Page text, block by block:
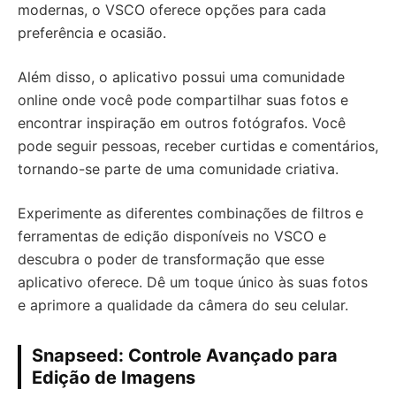
modernas, o VSCO oferece opções para cada
preferência e ocasião.
Além disso, o aplicativo possui uma comunidade
online onde você pode compartilhar suas fotos e
encontrar inspiração em outros fotógrafos. Você
pode seguir pessoas, receber curtidas e comentários,
tornando-se parte de uma comunidade criativa.
Experimente as diferentes combinações de filtros e
ferramentas de edição disponíveis no VSCO e
descubra o poder de transformação que esse
aplicativo oferece. Dê um toque único às suas fotos
e aprimore a qualidade da câmera do seu celular.
Snapseed: Controle Avançado para
Edição de Imagens